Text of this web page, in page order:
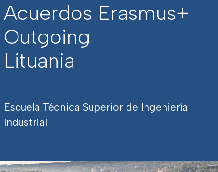
Acuerdos Erasmus+
Outgoing
Lituania
Escuela Técnica Superior de Ingeniería
Industrial